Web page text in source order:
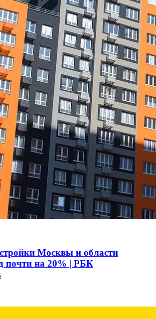
Москвы и области
почти на 20% | РБК